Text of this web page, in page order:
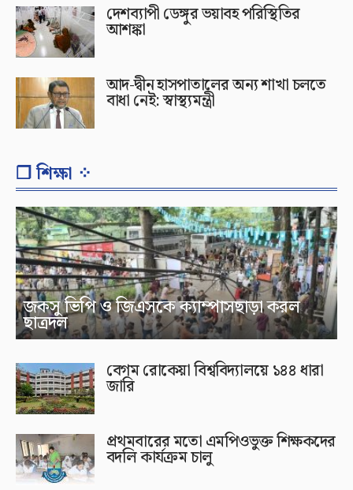
দেশব্যাপী ডেঙ্গুর ভয়াবহ পরিস্থিতির
আশঙ্কা
আদ-দ্বীন হাসপাতালের অন্য শাখা চলতে
বাধা নেই: স্বাস্থ্যমন্ত্রী
❐ শিক্ষা ⁘
জকসু ভিপি ও জিএসকে ক্যাম্পাসছাড়া করল
ছাত্রদল
বেগম রোকেয়া বিশ্ববিদ্যালয়ে ১৪৪ ধারা
জারি
প্রথমবারের মতো এমপিওভুক্ত শিক্ষকদের
বদলি কার্যক্রম চালু